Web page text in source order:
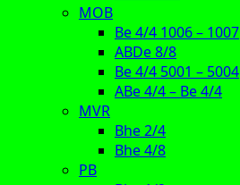
MOB
Be 4/4 1006 – 1007
ABDe 8/8
Be 4/4 5001 – 5004
ABe 4/4 – Be 4/4
MVR
Bhe 2/4
Bhe 4/8
PB